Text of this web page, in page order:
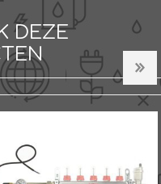
DEZE